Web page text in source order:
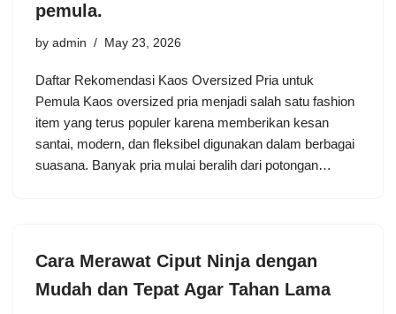
pemula.
by admin May 23, 2026
Daftar Rekomendasi Kaos Oversized Pria untuk
Pemula Kaos oversized pria menjadi salah satu fashion
item yang terus populer karena memberikan kesan
santai, modern, dan fleksibel digunakan dalam berbagai
suasana. Banyak pria mulai beralih dari potongan…
Cara Merawat Ciput Ninja dengan
Mudah dan Tepat Agar Tahan Lama